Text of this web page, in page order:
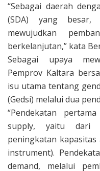
“Sebagai daerah
(SDA) yang
mewujudkan
berkelanjutan,” kata
Sebagai upaya
Pemprov Kaltara
isu utama tentang
(Gedsi) melalui dua
“Pendekatan
supply, yaitu dari
peningkatan
instrument).
demand, melalui